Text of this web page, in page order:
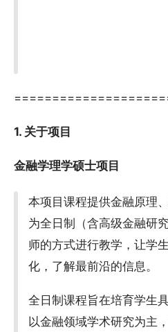
1. 关于项目
金融学理学硕士项目
本项目课程提供金融原理
为全日制（含高级金融研
师的方式进行教学，让学
化，了解最前沿的信息。
全日制课程旨在培育学生
以金融领域学术研究为主